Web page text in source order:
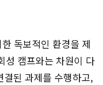
독보적인 환경을 제
성 캠프와는 차원이 다
결된 과제를 수행하고,